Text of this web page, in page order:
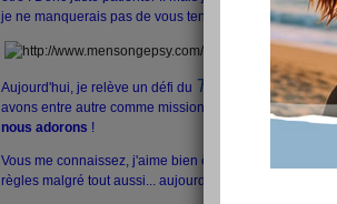
je ne manquerais pas de vous tenirs toutes et tous
Aujourd'hui, je relève un défi du Tournoi des
avons entre autre comme mission de
partager sur
nous adorons !
Vous me connaissez, j'aime bien être créative et
règles malgré tout aussi... aujourd'hui, je vais vous